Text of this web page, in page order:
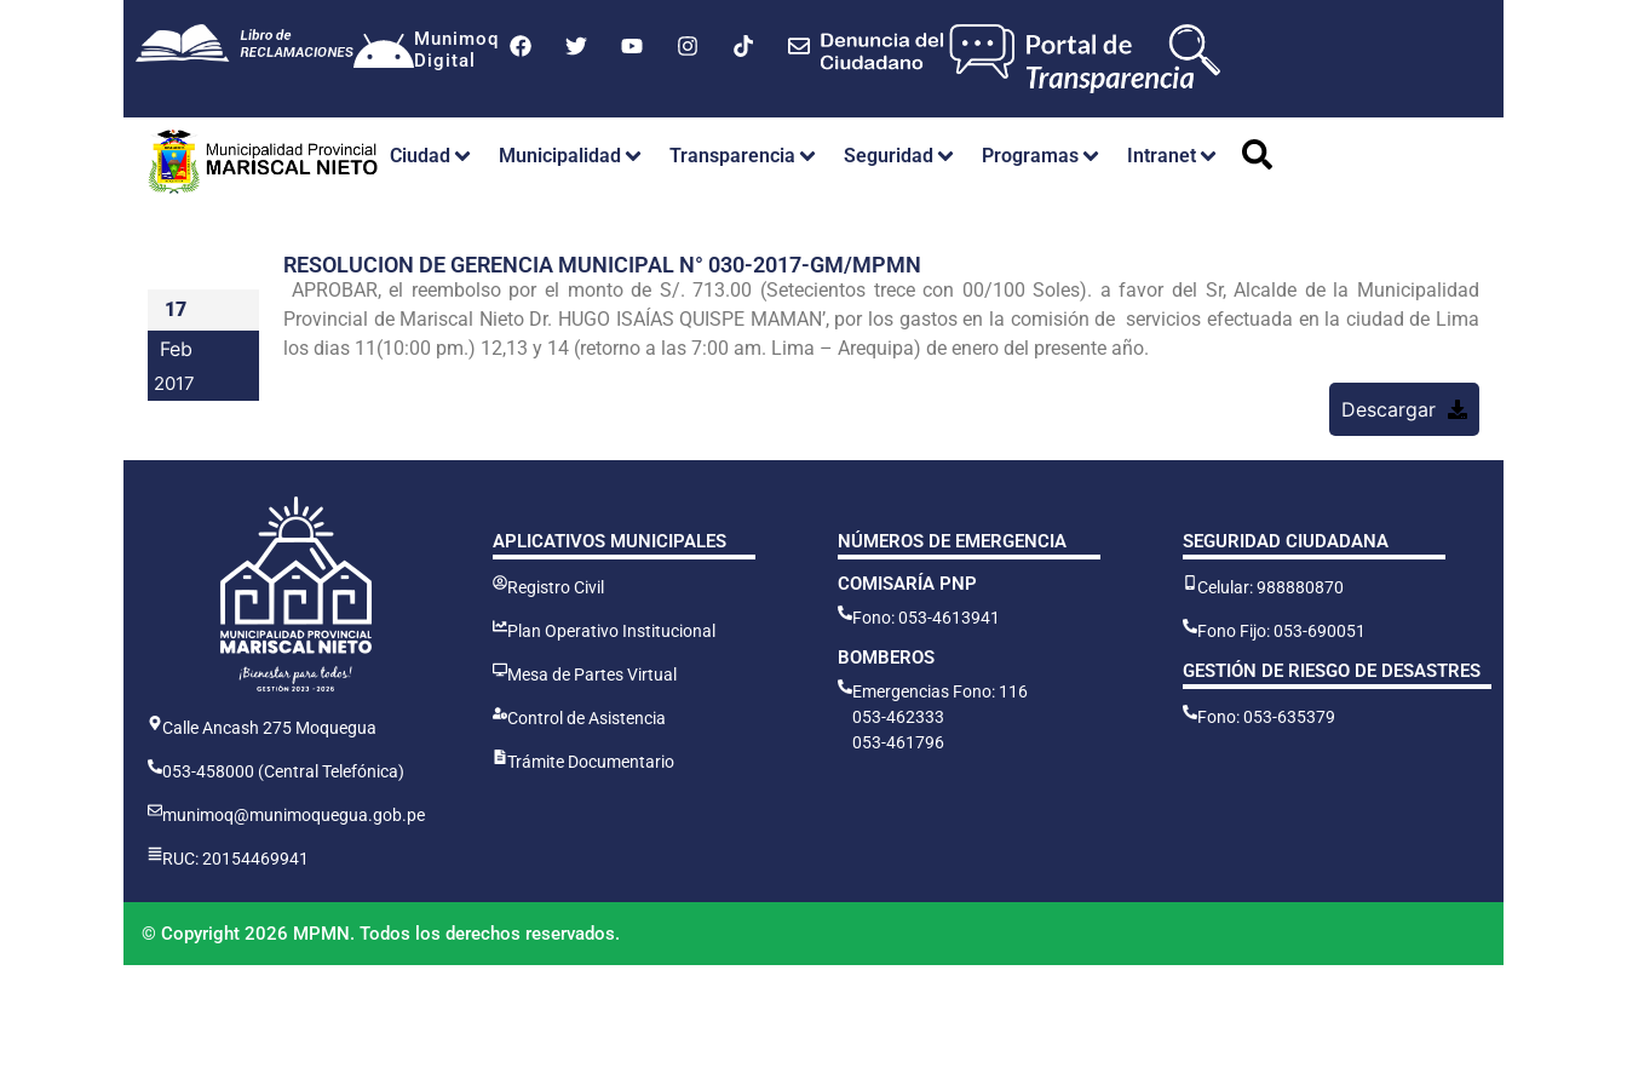
Munimoq
Digital
Ciudad Municipalidad Transparencia Seguridad Programas Intranet
17
Feb
2017
RESOLUCION DE GERENCIA MUNICIPAL N° 030-2017-GM/MPMN
APROBAR, el reembolso por el monto de S/. 713.00 (Setecientos trece con 00/100 Soles). a favor del Sr, Alcalde de la Municipalidad
Provincial de Mariscal Nieto Dr. HUGO ISAÍAS QUISPE MAMAN’, por los gastos en la comisión de servicios efectuada en la ciudad de Lima
los dias 11(10:00 pm.) 12,13 y 14 (retorno a las 7:00 am. Lima – Arequipa) de enero del presente año.
Descargar
Calle Ancash 275 Moquegua
053-458000 (Central Telefónica)
munimoq@munimoquegua.gob.pe
RUC: 20154469941
APLICATIVOS MUNICIPALES
Registro Civil
Plan Operativo Institucional
Mesa de Partes Virtual
Control de Asistencia
Trámite Documentario
NÚMEROS DE EMERGENCIA
COMISARÍA PNP
Fono: 053-4613941
BOMBEROS
Emergencias Fono: 116
053-462333
053-461796
SEGURIDAD CIUDADANA
Celular: 988880870
Fono Fijo: 053-690051
GESTIÓN DE RIESGO DE DESASTRES
Fono: 053-635379
© Copyright 2026 MPMN. Todos los derechos reservados.